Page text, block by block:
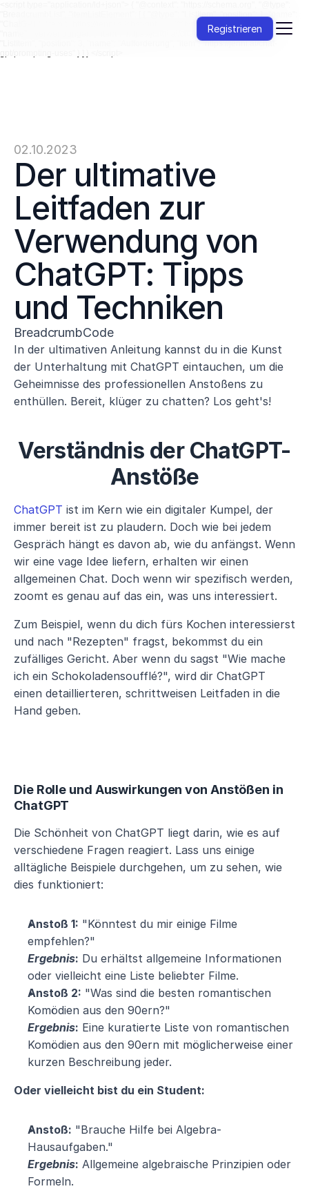
"BreadcrumbList", "itemListElement": [ { "@type": "ListItem", "position": 1, "name":
"ChatGPT", "item": "https://jenni.ai/chat-gpt" }, { "@type": "ListItem", "position": 2,
"name": "Verwendungen", "item": "https://jenni.ai/chat-gpt/uses" }, { "@type":
"ListItem", "position": 3, "name": "Aufforderung", "item": "https://jenni.ai/chat-
02.10.2023
Der ultimative
Leitfaden zur
Verwendung von
ChatGPT: Tipps
und Techniken
BreadcrumbCode
In der ultimativen Anleitung kannst du in die Kunst
der Unterhaltung mit ChatGPT eintauchen, um die
Geheimnisse des professionellen Anstoßens zu
enthüllen. Bereit, klüger zu chatten? Los geht's!
Verständnis der ChatGPT-
Anstöße
ChatGPT ist im Kern wie ein digitaler Kumpel, der
immer bereit ist zu plaudern. Doch wie bei jedem
Gespräch hängt es davon ab, wie du anfängst. Wenn
wir eine vage Idee liefern, erhalten wir einen
allgemeinen Chat. Doch wenn wir spezifisch werden,
zoomt es genau auf das ein, was uns interessiert.
Zum Beispiel, wenn du dich fürs Kochen interessierst
und nach "Rezepten" fragst, bekommst du ein
zufälliges Gericht. Aber wenn du sagst "Wie mache
ich ein Schokoladensoufflé?", wird dir ChatGPT
einen detaillierteren, schrittweisen Leitfaden in die
Hand geben.
Die Rolle und Auswirkungen von Anstößen in
ChatGPT
Die Schönheit von ChatGPT liegt darin, wie es auf
verschiedene Fragen reagiert. Lass uns einige
alltägliche Beispiele durchgehen, um zu sehen, wie
dies funktioniert:
Anstoß 1: "Könntest du mir einige Filme
empfehlen?"
Ergebnis: Du erhältst allgemeine Informationen
oder vielleicht eine Liste beliebter Filme.
Anstoß 2: "Was sind die besten romantischen
Komödien aus den 90ern?"
Ergebnis: Eine kuratierte Liste von romantischen
Komödien aus den 90ern mit möglicherweise einer
kurzen Beschreibung jeder.
Oder vielleicht bist du ein Student:
Anstoß: "Brauche Hilfe bei Algebra-
Hausaufgaben."
Ergebnis: Allgemeine algebraische Prinzipien oder
Formeln.
Registrieren